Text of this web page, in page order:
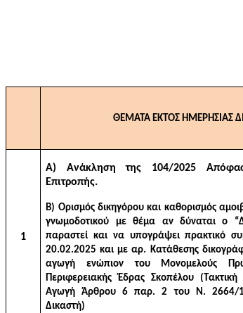
ΘΕΜΑΤΑ ΕΚΤΟΣ ΗΜΕΡΗΣΙΑΣ
1
Α) Ανάκληση της 104/2025
Επιτροπής.
Β) Ορισμός δικηγόρου και καθορισμός
γνωμοδοτικού με θέμα αν δύναταιο
παραστεί και να υπογράψει πρακτικό
20.02.2025 και με αρ. Κατάθεσης
αγωγή ενώπιον του Μονομελούς
Περιφερειακής Έδρας Σκοπέλου
Αγωγή Άρθρου 6 παρ. 2 του Ν. 2664/
Δικαστή)